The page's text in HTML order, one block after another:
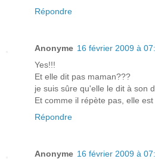
Répondre
Anonyme 16 février 2009 à
Yes!!!
Et elle dit pas maman???
je suis sûre qu'elle le dit à son
Et comme il répète pas, elle est
Répondre
Anonyme 16 février 2009 à